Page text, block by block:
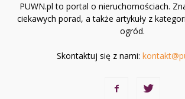
PUWN.pl to portal o nieruchomościach.
ciekawych porad, a także artykuły z
ogród.
Skontaktuj się z nami: